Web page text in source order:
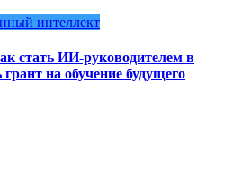
интеллект
стать ИИ-руководителем в
на обучение будущего